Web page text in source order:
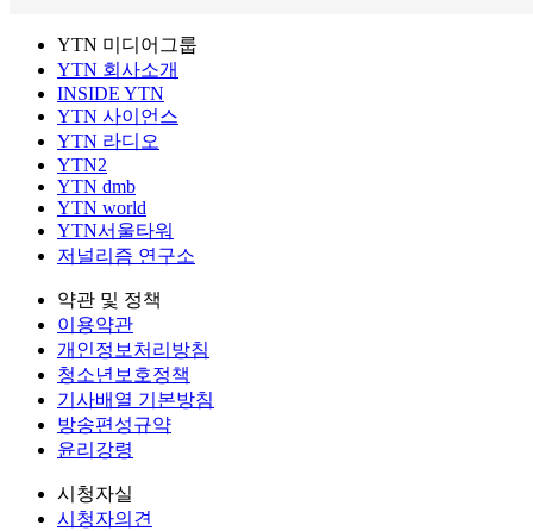
YTN 미디어그룹
YTN 회사소개
INSIDE YTN
YTN 사이언스
YTN 라디오
YTN2
YTN dmb
YTN world
YTN서울타워
저널리즘 연구소
약관 및 정책
이용약관
개인정보처리방침
청소년보호정책
기사배열 기본방침
방송편성규약
윤리강령
시청자실
시청자의견